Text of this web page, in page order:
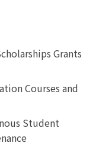
Grants
Courses and
Student